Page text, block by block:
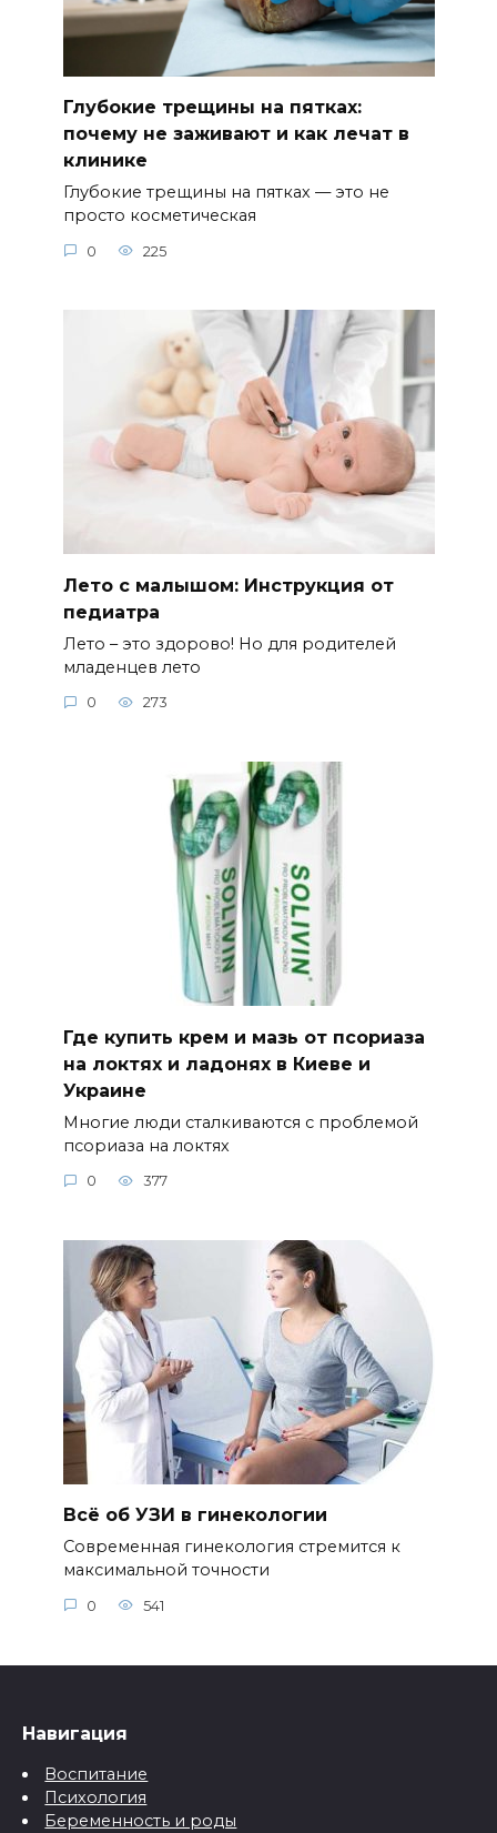
Глубокие трещины на пятках:
почему не заживают и как лечат в
клинике
Глубокие трещины на пятках — это не
просто косметическая
0 225
Лето с малышом: Инструкция от
педиатра
Лето – это здорово! Но для родителей
младенцев лето
0 273
Где купить крем и мазь от псориаза
на локтях и ладонях в Киеве и
Украине
Многие люди сталкиваются с проблемой
псориаза на локтях
0 377
Всё об УЗИ в гинекологии
Современная гинекология стремится к
максимальной точности
0 541
Навигация
Воспитание
Психология
Беременность и роды